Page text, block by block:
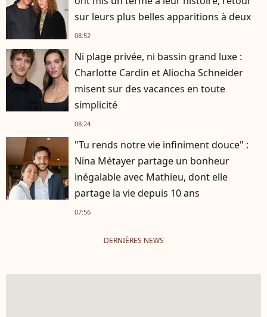
sur leurs plus belles apparitions à deux
08:52
Ni plage privée, ni bassin grand luxe :
Charlotte Cardin et Aliocha Schneider
misent sur des vacances en toute
simplicité
08:24
"Tu rends notre vie infiniment douce" :
Nina Métayer partage un bonheur
inégalable avec Mathieu, dont elle
partage la vie depuis 10 ans
07:56
DERNIÈRES NEWS